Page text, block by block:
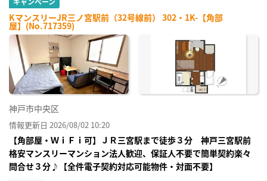
KマンスリーJR三ノ宮駅前（32号線前） 302・1K-【角部
屋】(No.717359)
神戸市中央区
情報更新日 2026/08/02 10:20
【角部屋・ＷｉＦｉ可】ＪＲ三宮駅まで徒歩３分 神戸三宮駅前
格安マンスリーマンション法人歓迎、保証人不要で簡単契約楽々
問合せ３分♪【全件電子契約対応可能物件・対面不要】